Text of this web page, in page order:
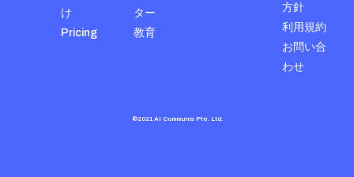
け
Pricing
ター
教育
方針
利用規約
お問い合
わせ
©2021 AI Communis Pte. Ltd.